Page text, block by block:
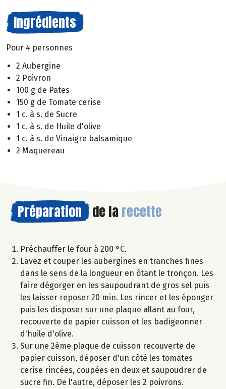
Ingrédients
Pour 4 personnes
2 Aubergine
2 Poivron
100 g de Pates
150 g de Tomate cerise
1 c. à s. de Sucre
1 c. à s. de Huile d'olive
1 c. à s. de Vinaigre balsamique
2 Maquereau
Préparation de la recette
Préchauffer le four à 200 °C.
Lavez et couper les aubergines en tranches fines
dans le sens de la longueur en ôtant le tronçon. Les
faire dégorger en les saupoudrant de gros sel puis
les laisser reposer 20 min. Les rincer et les éponger
puis les disposer sur une plaque allant au four,
recouverte de papier cuisson et les badigeonner
d'huile d'olive.
Sur une 2ème plaque de cuisson recouverte de
papier cuisson, déposer d'un côté les tomates
cerise rincées, coupées en deux et saupoudrer de
sucre fin. De l'autre, déposer les 2 poivrons.